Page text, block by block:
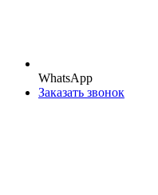
WhatsApp
Заказать звонок